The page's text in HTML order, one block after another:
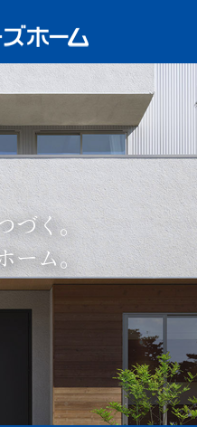
展示場予約
ス
づく。
ーム。